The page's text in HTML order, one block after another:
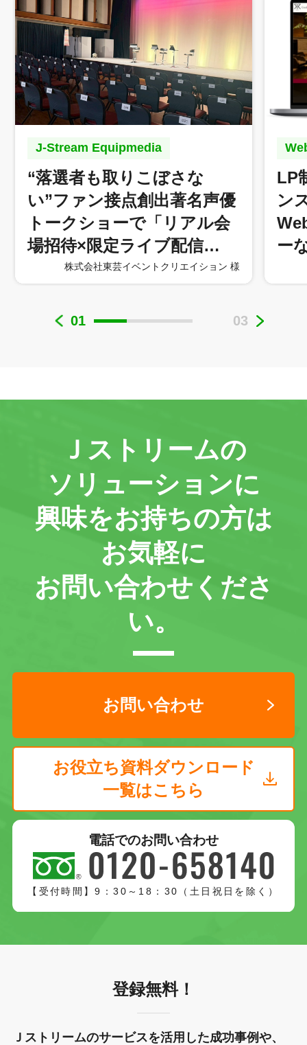
J-Stream Equipmedia
“落選者も取りこぼさな
い”ファン接点創出著名声優
トークショーで「リアル会
場招待×限定ライブ配信…
株式会社東芸イベントクリエイション 様
LP
ン
ー
01 03
Ｊストリームの
ソリューションに
興味をお持ちの方は
お気軽に
お問い合わせくださ
い。
お問い合わせ
お役立ち資料ダウンロード
一覧はこちら
電話でのお問い合わせ
【受付時間】9：30～18：30（土日祝日を除く）
登録無料！
Ｊストリームのサービスを活用した成功事例や、